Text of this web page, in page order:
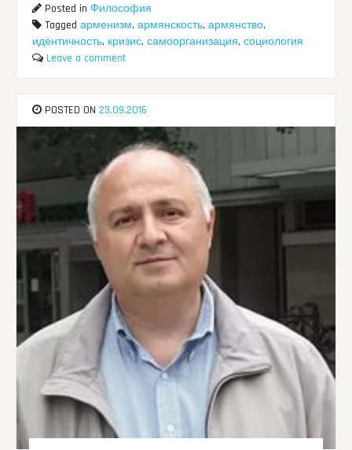
Posted inФилософия
Taggedарменизм,армянскость,армянство,
идентичность, кризис,самоорганизация,социология
Leave a comment
POSTED ON 23.09.2016